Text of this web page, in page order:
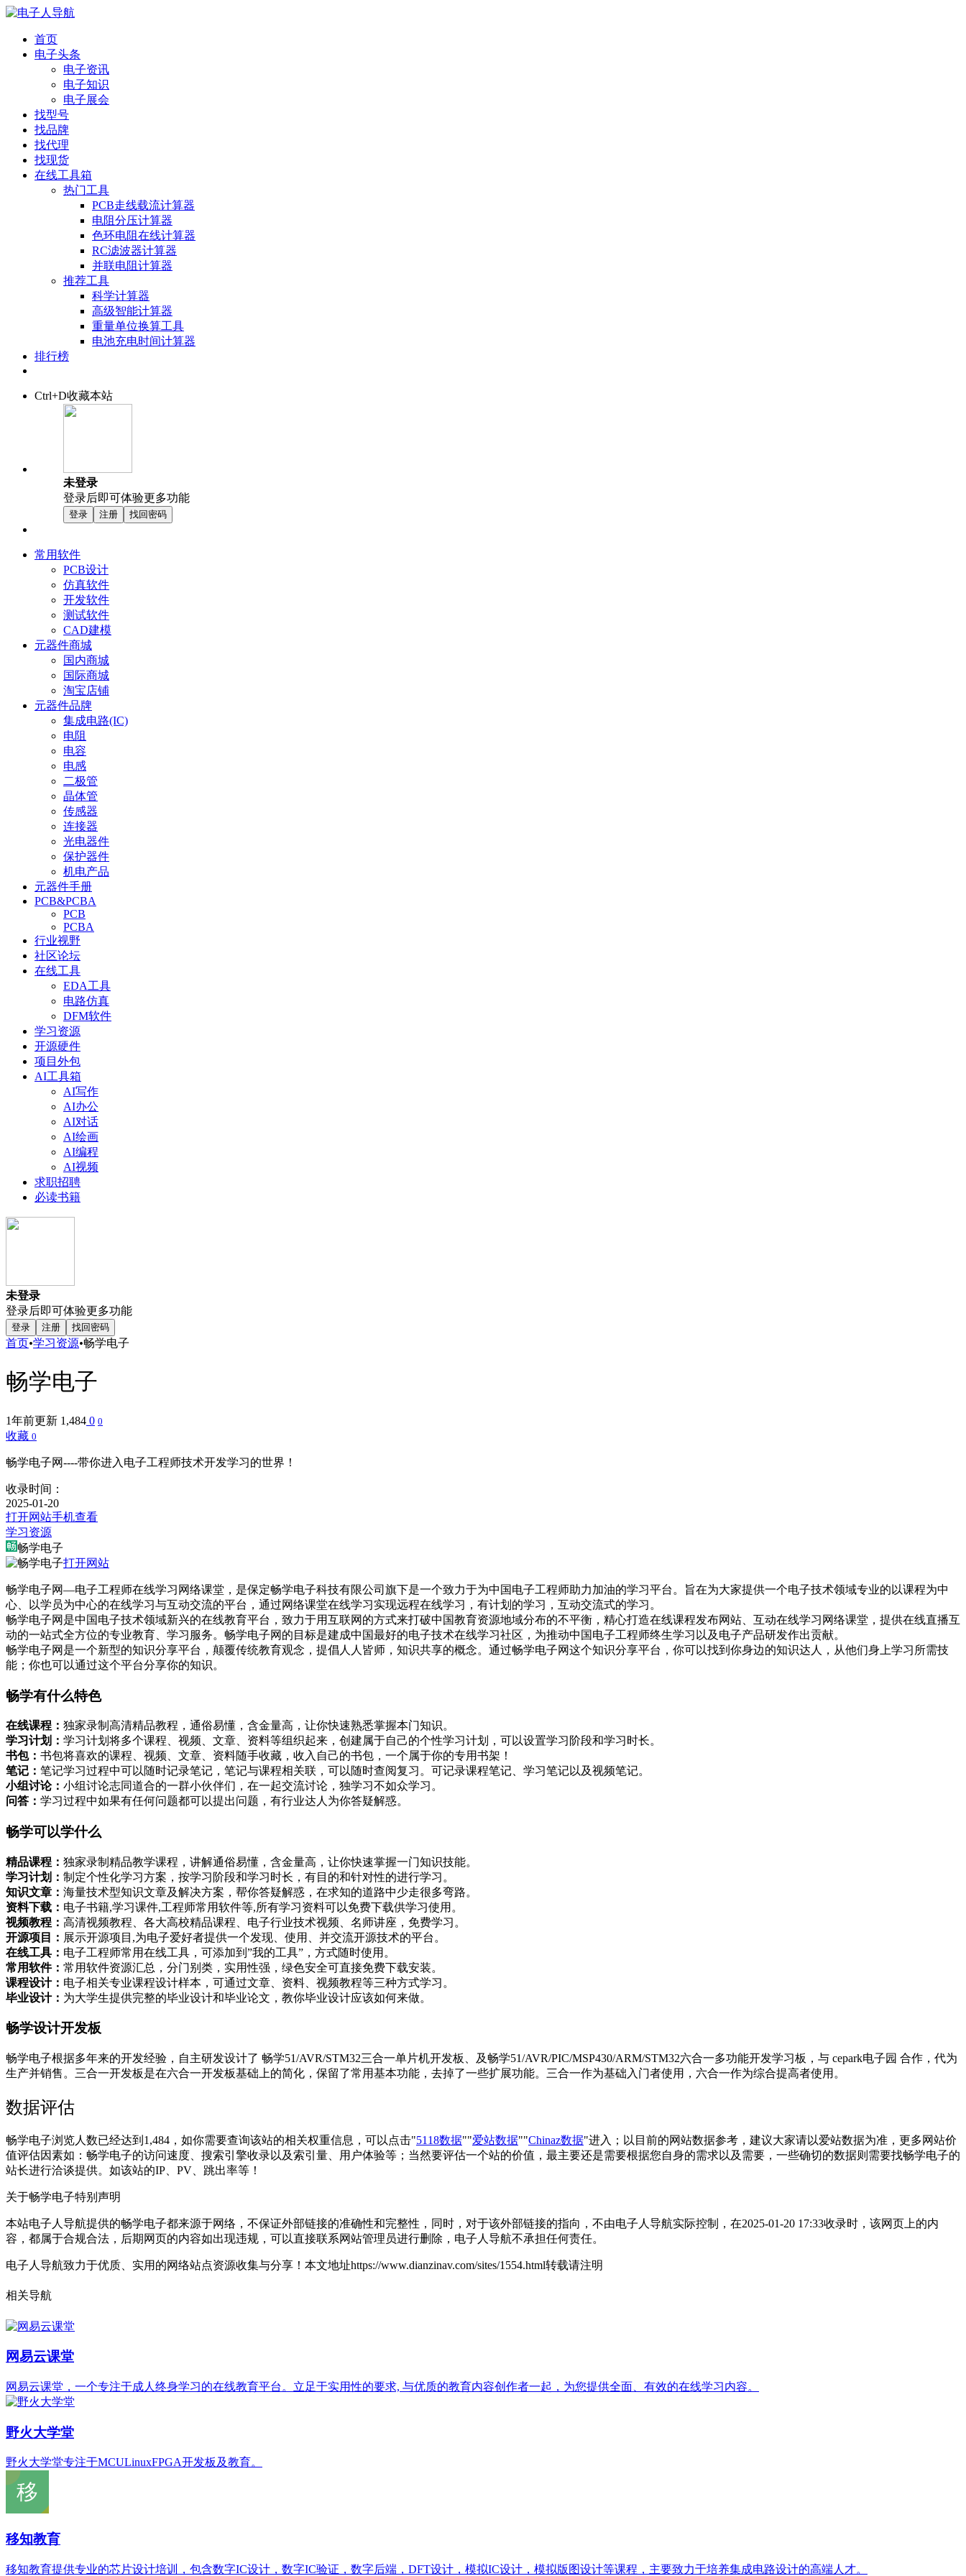
首页
电子头条
电子资讯
电子知识
电子展会
找型号
找品牌
找代理
找现货
在线工具箱
热门工具
PCB走线载流计算器
电阻分压计算器
色环电阻在线计算器
RC滤波器计算器
并联电阻计算器
推荐工具
科学计算器
高级智能计算器
重量单位换算工具
电池充电时间计算器
排行榜
Ctrl+D收藏本站
未登录
登录后即可体验更多功能
登录 注册 找回密码
常用软件
PCB设计
仿真软件
开发软件
测试软件
CAD建模
元器件商城
国内商城
国际商城
淘宝店铺
元器件品牌
集成电路(IC)
电阻
电容
电感
二极管
晶体管
传感器
连接器
光电器件
保护器件
机电产品
元器件手册
PCB&PCBA
PCB
PCBA
行业视野
社区论坛
在线工具
EDA工具
电路仿真
DFM软件
学习资源
开源硬件
项目外包
AI工具箱
AI写作
AI办公
AI对话
AI绘画
AI编程
AI视频
求职招聘
必读书籍
未登录
登录后即可体验更多功能
登录 注册 找回密码
首页•学习资源•畅学电子
畅学电子
1年前更新 1,484 0 0
收藏 0
畅学电子网----带你进入电子工程师技术开发学习的世界！
收录时间：
2025-01-20
打开网站手机查看
学习资源
畅学电子
打开网站
畅学电子网—电子工程师在线学习网络课堂，是保定畅学电子科技有限公司旗下是一个致力于为中国电子工程师助力加油的学习平台。旨在为大家提供一个电子技术领域专业的以课程为中
心、以学员为中心的在线学习与互动交流的平台，通过网络课堂在线学习实现远程在线学习，有计划的学习，互动交流式的学习。
畅学电子网是中国电子技术领域新兴的在线教育平台，致力于用互联网的方式来打破中国教育资源地域分布的不平衡，精心打造在线课程发布网站、互动在线学习网络课堂，提供在线直播互
动的一站式全方位的专业教育、学习服务。畅学电子网的目标是建成中国最好的电子技术在线学习社区，为推动中国电子工程师终生学习以及电子产品研发作出贡献。
畅学电子网是一个新型的知识分享平台，颠覆传统教育观念，提倡人人皆师，知识共享的概念。通过畅学电子网这个知识分享平台，你可以找到你身边的知识达人，从他们身上学习所需技
能；你也可以通过这个平台分享你的知识。
畅学有什么特色
在线课程： 独家录制高清精品教程，通俗易懂，含金量高，让你快速熟悉掌握本门知识。
学习计划： 学习计划将多个课程、视频、文章、资料等组织起来，创建属于自己的个性学习计划，可以设置学习阶段和学习时长。
书包： 书包将喜欢的课程、视频、文章、资料随手收藏，收入自己的书包，一个属于你的专用书架！
笔记： 笔记学习过程中可以随时记录笔记，笔记与课程相关联，可以随时查阅复习。可记录课程笔记、学习笔记以及视频笔记。
小组讨论： 小组讨论志同道合的一群小伙伴们，在一起交流讨论，独学习不如众学习。
问答： 学习过程中如果有任何问题都可以提出问题，有行业达人为你答疑解惑。
畅学可以学什么
精品课程： 独家录制精品教学课程，讲解通俗易懂，含金量高，让你快速掌握一门知识技能。
学习计划： 制定个性化学习方案，按学习阶段和学习时长，有目的和针对性的进行学习。
知识文章： 海量技术型知识文章及解决方案，帮你答疑解惑，在求知的道路中少走很多弯路。
资料下载： 电子书籍,学习课件,工程师常用软件等,所有学习资料可以免费下载供学习使用。
视频教程： 高清视频教程、各大高校精品课程、电子行业技术视频、名师讲座，免费学习。
开源项目： 展示开源项目,为电子爱好者提供一个发现、使用、并交流开源技术的平台。
在线工具： 电子工程师常用在线工具，可添加到”我的工具”，方式随时使用。
常用软件： 常用软件资源汇总，分门别类，实用性强，绿色安全可直接免费下载安装。
课程设计： 电子相关专业课程设计样本，可通过文章、资料、视频教程等三种方式学习。
毕业设计： 为大学生提供完整的毕业设计和毕业论文，教你毕业设计应该如何来做。
畅学设计开发板
畅学电子根据多年来的开发经验，自主研发设计了 畅学51/AVR/STM32三合一单片机开发板、及畅学51/AVR/PIC/MSP430/ARM/STM32六合一多功能开发学习板，与 cepark电子园 合作，代为
生产并销售。三合一开发板是在六合一开发板基础上的简化，保留了常用基本功能，去掉了一些扩展功能。三合一作为基础入门者使用，六合一作为综合提高者使用。
数据评估
畅学电子浏览人数已经达到1,484，如你需要查询该站的相关权重信息，可以点击"5118数据""爱站数据""Chinaz数据"进入；以目前的网站数据参考，建议大家请以爱站数据为准，更多网站价
值评估因素如：畅学电子的访问速度、搜索引擎收录以及索引量、用户体验等；当然要评估一个站的价值，最主要还是需要根据您自身的需求以及需要，一些确切的数据则需要找畅学电子的
站长进行洽谈提供。如该站的IP、PV、跳出率等！
关于畅学电子特别声明
本站电子人导航提供的畅学电子都来源于网络，不保证外部链接的准确性和完整性，同时，对于该外部链接的指向，不由电子人导航实际控制，在2025-01-20 17:33收录时，该网页上的内
容，都属于合规合法，后期网页的内容如出现违规，可以直接联系网站管理员进行删除，电子人导航不承担任何责任。
电子人导航致力于优质、实用的网络站点资源收集与分享！ 本文地址https://www.dianzinav.com/sites/1554.html转载请注明
相关导航
网易云课堂
网易云课堂，一个专注于成人终身学习的在线教育平台。立足于实用性的要求, 与优质的教育内容创作者一起，为您提供全面、有效的在线学习内容。
野火大学堂
野火大学堂专注于MCULinuxFPGA开发板及教育。
移知教育
移知教育提供专业的芯片设计培训，包含数字IC设计，数字IC验证，数字后端，DFT设计，模拟IC设计，模拟版图设计等课程，主要致力于培养集成电路设计的高端人才。